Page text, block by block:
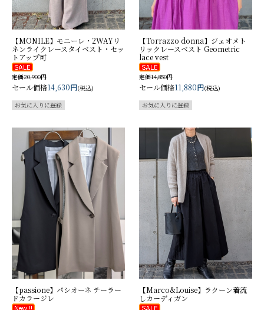
【MONILE】モニーレ・2WAYリ
ネンライクレースタイベスト・セッ
トアップ可
定価20,900円
セール価格14,630円(税込)
【Torrazzo donna】ジェオメト
リックレースベスト Geometric
lace vest
定価14,850円
セール価格11,880円(税込)
【passione】パシオーネ テーラー
ドカラージレ
【Marco&Louise】ラクーン着流
しカーディガン